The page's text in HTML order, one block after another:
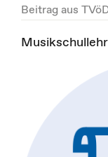
Beitrag aus